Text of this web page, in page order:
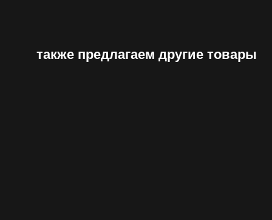
также предлагаем другие товары